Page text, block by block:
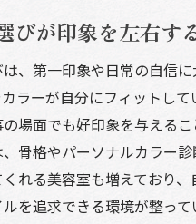
びが印象を左右す
、第一印象や日常の自信
ラーが自分にフィットし
場面でも好印象を与えるこ
骨格やパーソナルカラー
れる美容室も増えており
を追求できる環境が整って